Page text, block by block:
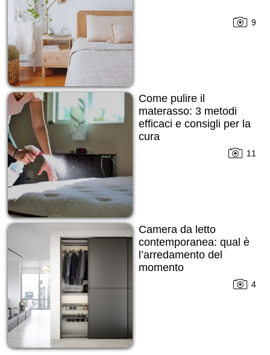
9
Come pulire il
materasso: 3 metodi
efficaci e consigli per la
cura
11
Camera da letto
contemporanea: qual è
l’arredamento del
momento
4